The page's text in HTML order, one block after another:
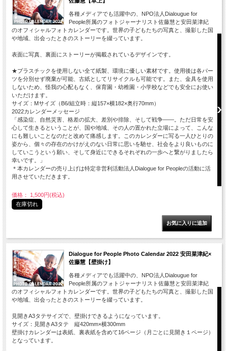
各種メディアでも活躍中の、NPO法人Dialougue for
People所属のフォトジャーナリスト佐藤慧と安田菜津紀
のオフィシャルフォトカレンダーです。世界の子どもたちの写真と、撮影した国
や地域、出会ったときのストーリーを綴っています。
表面に写真、裏面にストーリーが掲載されているデザインです。
★プラスチックを使用しない全て紙製、環境に優しい素材です。使用後は各パー
ツを分別せず廃棄が可能、古紙としてリサイクルも可能です。また、金具を使用
しないため、怪我の心配もなく、保育園・幼稚園・小学校などでも安全にお使い
いただけます。
サイズ：Mサイズ（B6/組立時：縦157×横182×奥行70mm）
2022カレンダーメッセージ
「感染症、自然災害、格差の拡大、差別や排除、そして戦争――。ただ日常を安
心して生きるということが、国や地域、その人の置かれた立場によって、こんな
にも難しいことなのだと改めて痛感します。このカレンダーに写る一人ひとりの
姿から、個々の存在のかけがえのない日常に思いを馳せ、社会をより良いものに
していこうという願い、そして身近にできるそれぞれの一歩へと繋がりましたら
幸いです。」
＊本カレンダーの売り上げは特定非営利活動法人Dialogue for Peopleの活動に活
用させていただきます。
価格： 1,500円(税込)
在庫切れ
Dialogue for People Photo Calendar 2022 安田菜津紀×
佐藤慧【壁掛け】
各種メディアでも活躍中の、NPO法人Dialougue for
People所属のフォトジャーナリスト佐藤慧と安田菜津紀
のオフィシャルフォトカレンダーです。世界の子どもたちの写真と、撮影した国
や地域、出会ったときのストーリーを綴っています。
見開きA3タテサイズで、壁掛けできるようになっています。
サイズ：見開きA3タテ 縦420mm×横300mm
壁掛けカレンダーは表紙、裏表紙を含めて16ページ（月ごとに見開き１ページ）
となっています。